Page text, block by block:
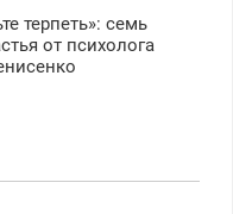
терпеть»: семь
от психолога